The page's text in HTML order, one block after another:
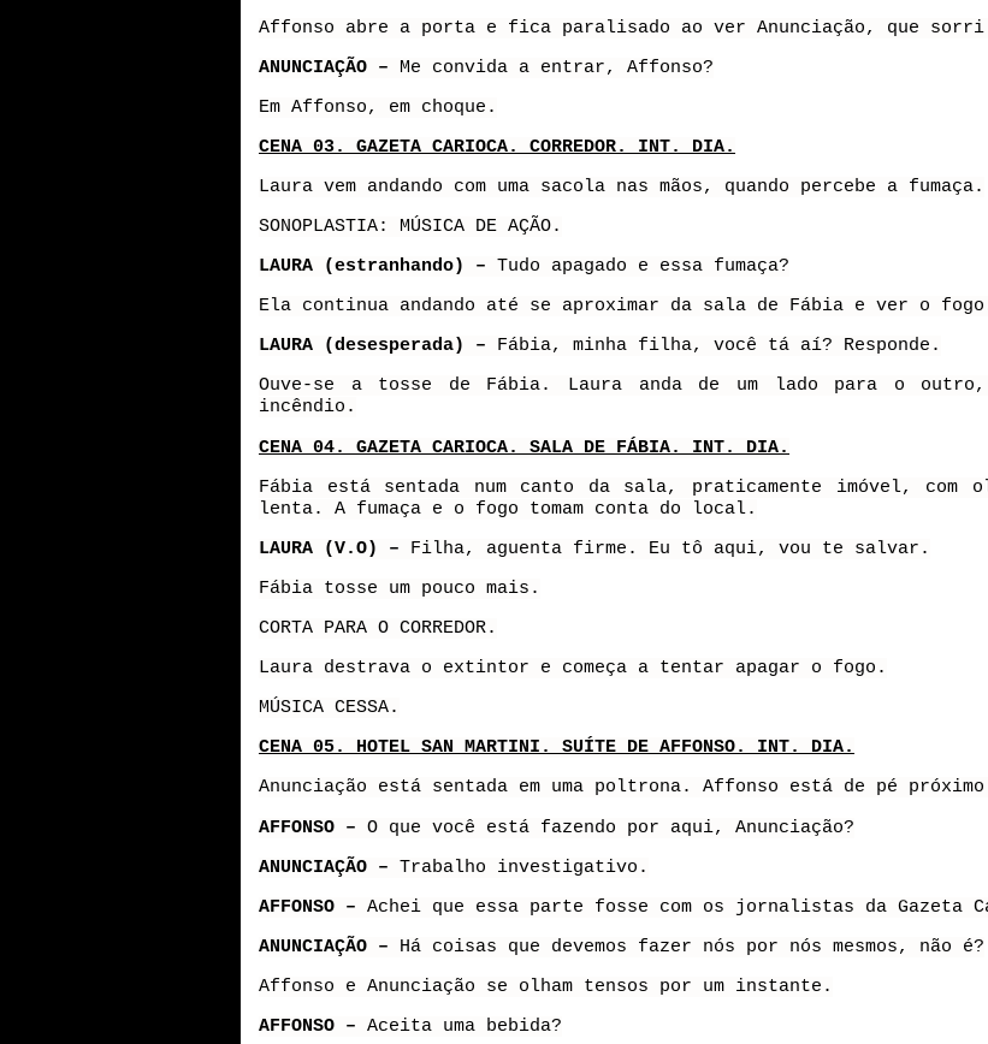
Affonso abre a porta e fica paralisado ao ver Anunciação, que sorri
ANUNCIAÇÃO – Me convida a entrar, Affonso?
Em Affonso, em choque.
CENA 03. GAZETA CARIOCA. CORREDOR. INT. DIA.
Laura vem andando com uma sacola nas mãos, quando percebe a fumaça.
SONOPLASTIA: MÚSICA DE AÇÃO.
LAURA (estranhando) – Tudo apagado e essa fumaça?
Ela continua andando até se aproximar da sala de Fábia e ver o
LAURA (desesperada) – Fábia, minha filha, você tá aí? Responde.
Ouve-se a tosse de Fábia. Laura anda de um lado para o
incêndio.
CENA 04. GAZETA CARIOCA. SALA DE FÁBIA. INT. DIA.
Fábia está sentada num canto da sala, praticamente imóvel, com
lenta. A fumaça e o fogo tomam conta do local.
LAURA (V.O) – Filha, aguenta firme. Eu tô aqui, vou te salvar.
Fábia tosse um pouco mais.
CORTA PARA O CORREDOR.
Laura destrava o extintor e começa a tentar apagar o fogo.
MÚSICA CESSA.
CENA 05. HOTEL SAN MARTINI. SUÍTE DE AFFONSO. INT. DIA.
Anunciação está sentada em uma poltrona. Affonso está de pé
AFFONSO – O que você está fazendo por aqui, Anunciação?
ANUNCIAÇÃO – Trabalho investigativo.
AFFONSO – Achei que essa parte fosse com os jornalistas da Gazeta
ANUNCIAÇÃO – Há coisas que devemos fazer nós por nós mesmos, não é?
Affonso e Anunciação se olham tensos por um instante.
AFFONSO – Aceita uma bebida?